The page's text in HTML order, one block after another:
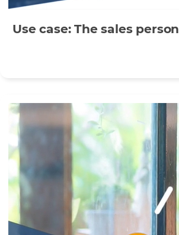
Use case: The sales person